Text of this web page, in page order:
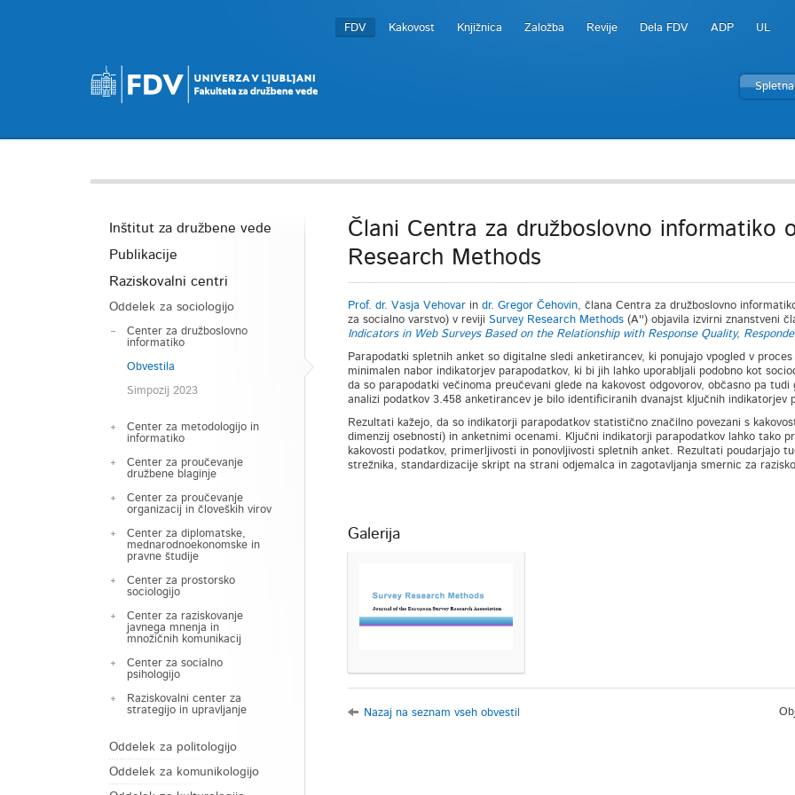
FDV Kakovost Knjižnica Založba Revije Dela FDV ADP UL
Inštitut za družbene vede
Publikacije
Raziskovalni centri
Oddelek za sociologijo
Center za družboslovno
informatiko
Obvestila
Simpozij 2023
Center za metodologijo in
informatiko
Center za proučevanje
družbene blaginje
Center za proučevanje
organizacij in človeških virov
Center za diplomatske,
mednarodnoekonomske in
pravne študije
Center za prostorsko
sociologijo
Center za raziskovanje
javnega mnenja in
množičnih komunikacij
Center za socialno
psihologijo
Raziskovalni center za
strategijo in upravljanje
Oddelek za politologijo
Oddelek za komunikologijo
Člani Centra za družboslovno informatiko
Research Methods
Prof. dr. Vasja Vehovarin dr. Gregor Čehovin, člana Centra za družboslovno
za socialno varstvo) v reviji Survey Research Methods(A'') objavila izvirni znanstveni
Indicators in Web Surveys Based on the Relationship with Response Quality,
Parapodatki spletnih anket so digitalne sledi anketirancev, ki ponujajo vpogled v
minimalen nabor indikatorjev parapodatkov, ki bi jih lahko uporabljali podobno kot
da so parapodatki večinoma preučevani glede na kakovost odgovorov, občasno pa
analizi podatkov 3.458 anketirancev je bilo identificiranih dvanajst ključnih indikatorjev
Rezultati kažejo, da so indikatorji parapodatkov statistično značilno povezani s
dimenzij osebnosti) in anketnimi ocenami. Ključni indikatorji parapodatkov lahko tako
kakovosti podatkov, primerljivosti in ponovljivosti spletnih anket. Rezultati poudarjajo
strežnika, standardizacije skript na strani odjemalca in zagotavljanja smernic za
Galerija
Nazaj na seznam vseh obvestil